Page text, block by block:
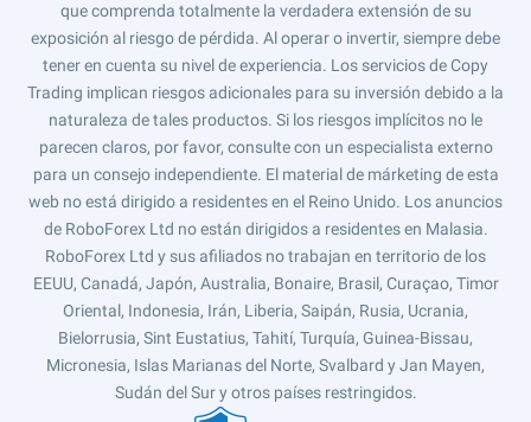
que comprenda totalmente la verdadera extensión de su
exposición al riesgo de pérdida. Al operar o invertir, siempre debe
tener en cuenta su nivel de experiencia. Los servicios de Copy
Trading implican riesgos adicionales para su inversión debido a la
naturaleza de tales productos. Si los riesgos implícitos no le
parecen claros, por favor, consulte con un especialista externo
para un consejo independiente. El material de márketing de esta
web no está dirigido a residentes en el Reino Unido. Los anuncios
de RoboForex Ltd no están dirigidos a residentes en Malasia.
RoboForex Ltd y sus afiliados no trabajan en territorio de los
EEUU, Canadá, Japón, Australia, Bonaire, Brasil, Curaçao, Timor
Oriental, Indonesia, Irán, Liberia, Saipán, Rusia, Ucrania,
Bielorrusia, Sint Eustatius, Tahití, Turquía, Guinea-Bissau,
Micronesia, Islas Marianas del Norte, Svalbard y Jan Mayen,
Sudán del Sur y otros países restringidos.